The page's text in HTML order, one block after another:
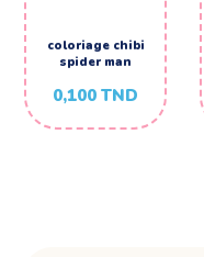
coloriage chibi
spider man
0,100TND